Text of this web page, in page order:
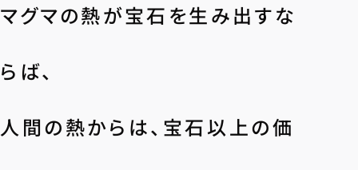
マグマの熱が宝石を生み出すな
らば、
人間の熱からは、宝石以上の価